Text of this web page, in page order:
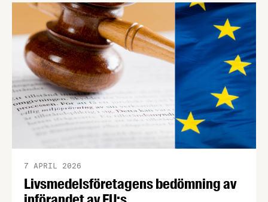
bedömning av tillämpningen av direktivet som vi
publicerade i april i år. Konsumentmaktsdirektivet
(ECGT) är ett EU-direktiv som ska göra det lättare
för konsumenter att fatta hållbara och …
Livsmedelsföretagens bedömning av
7 APRIL 2026